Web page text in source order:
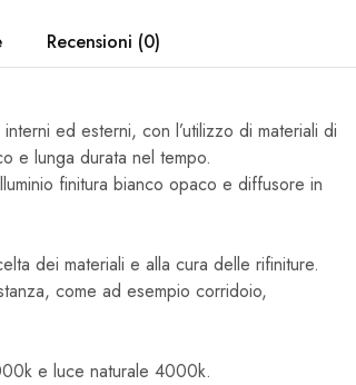
Recensioni (0)
ed esterni, con l’utilizzo di materiali di
e lunga durata nel tempo.
finitura bianco opaco e diffusore in
dei materiali e alla cura delle rifiniture.
come ad esempio corridoio,
e luce naturale 4000k.